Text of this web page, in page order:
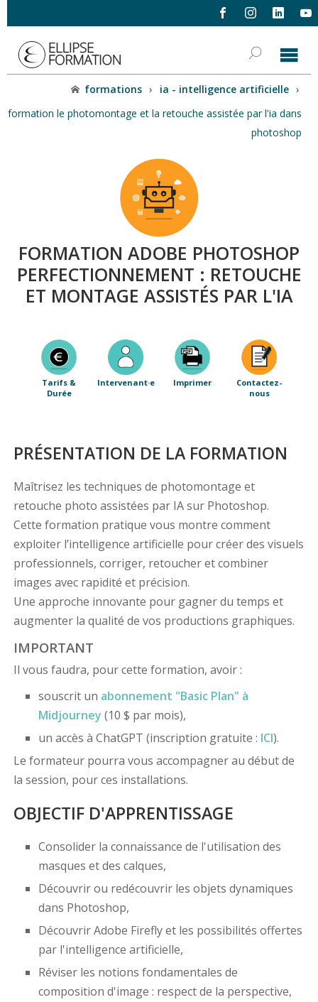
formations › ia - intelligence artificielle ›
formation le photomontage et la retouche assistée par l'ia dans
photoshop
FORMATION ADOBE PHOTOSHOP
PERFECTIONNEMENT : RETOUCHE
ET MONTAGE ASSISTÉS PAR L'IA
Tarifs &
Durée
Intervenant·e Imprimer
Contactez-
nous
PRÉSENTATION DE LA FORMATION
Maîtrisez les techniques de photomontage et
retouche photo assistées par IA sur Photoshop.
Cette formation pratique vous montre comment
exploiter l’intelligence artificielle pour créer des visuels
professionnels, corriger, retoucher et combiner
images avec rapidité et précision.
Une approche innovante pour gagner du temps et
augmenter la qualité de vos productions graphiques.
IMPORTANT
Il vous faudra, pour cette formation, avoir :
souscrit un abonnement "Basic Plan" à
Midjourney (10 $ par mois),
un accès à ChatGPT (inscription gratuite : ICI).
Le formateur pourra vous accompagner au début de
la session, pour ces installations.
OBJECTIF D'APPRENTISSAGE
Consolider la connaissance de l'utilisation des
masques et des calques,
Découvrir ou redécouvrir les objets dynamiques
dans Photoshop,
Découvrir Adobe Firefly et les possibilités offertes
par l'intelligence artificielle,
Réviser les notions fondamentales de
composition d'image : respect de la perspective,